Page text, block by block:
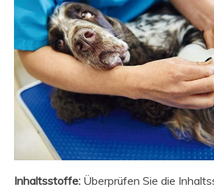
Inhaltsstoffe: Überprüfen Sie die